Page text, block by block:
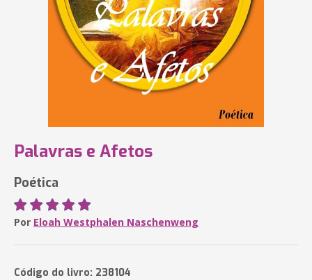
Palavras e Afetos
Poética
Por Eloah Westphalen Naschenweng
Código do livro: 238104